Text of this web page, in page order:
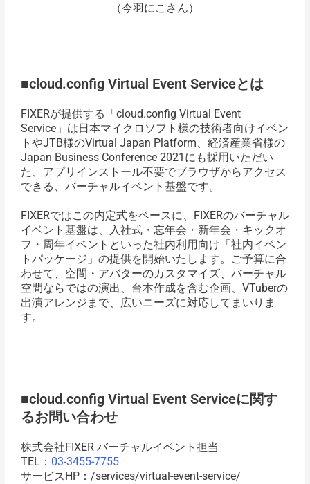
（今羽にこさん）
■cloud.config Virtual Event Serviceとは
FIXERが提供する「cloud.config Virtual Event
Service」は日本マイクロソフト様の技術者向けイベン
トやJTB様のVirtual Japan Platform、経済産業省様の
Japan Business Conference 2021にも採用いただい
た、アプリインストール不要でブラウザからアクセス
できる、バーチャルイベント基盤です。
FIXERではこの内定式をベースに、FIXERのバーチャル
イベント基盤は、入社式・忘年会・新年会・キックオ
フ・周年イベントといった社内利用向け「社内イベン
トパッケージ」の提供を開始いたします。ご予算に合
わせて、空間・アバターのカスタマイズ、バーチャル
空間ならではの演出、台本作成を含む企画、VTuberの
出演アレンジまで、広いニーズに対応してまいりま
す。
■cloud.config Virtual Event Serviceに関す
るお問い合わせ
株式会社FIXER バーチャルイベント担当
TEL： 03-3455-7755
サービスHP：/services/virtual-event-service/